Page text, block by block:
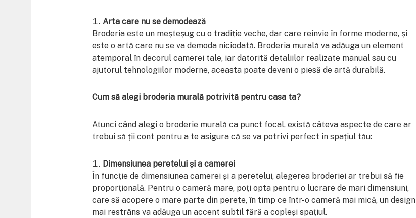
Arta care nu se demodează
Broderia este un meșteșug cu o tradiție veche, dar care reînvie în forme moderne, și
este o artă care nu se va demoda niciodată. Broderia murală va adăuga un element
atemporal în decorul camerei tale, iar datorită detaliilor realizate manual sau cu
ajutorul tehnologiilor moderne, aceasta poate deveni o piesă de artă durabilă.
Cum să alegi broderia murală potrivită pentru casa ta?
Atunci când alegi o broderie murală ca punct focal, există câteva aspecte de care ar
trebui să ții cont pentru a te asigura că se va potrivi perfect în spațiul tău:
Dimensiunea peretelui și a camerei
În funcție de dimensiunea camerei și a peretelui, alegerea broderiei ar trebui să fie
proporțională. Pentru o cameră mare, poți opta pentru o lucrare de mari dimensiuni,
care să acopere o mare parte din perete, în timp ce într-o cameră mai mică, un design
mai restrâns va adăuga un accent subtil fără a copleși spațiul.